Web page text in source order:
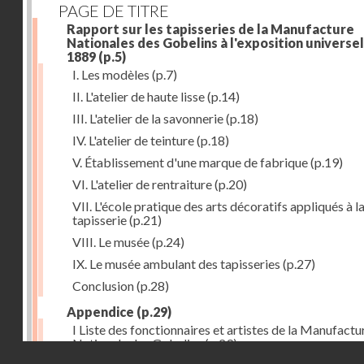
PAGE DE TITRE
Rapport sur les tapisseries de la Manufacture
Nationales des Gobelins à l'exposition
1889 (p.5)
I. Les modèles (p.7)
II. L'atelier de haute lisse(p.14)
III. L'atelier de la savonnerie(p.18)
IV. L'atelier de teinture(p.18)
V. Établissement d'une marque de fabrique(p.19)
VI. L'atelier de rentraiture(p.20)
VII. L'école pratique des arts décoratifs appliqués à la
tapisserie(p.21)
VIII. Le musée(p.24)
IX. Le musée ambulant des tapisseries (p.27)
Conclusion(p.28)
Appendice (p.29)
I Liste des fonctionnaires et artistes de la
Nationale des Gobelins(p.29)